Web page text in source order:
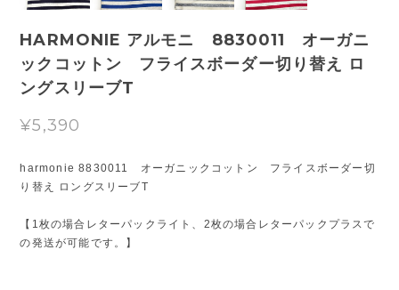
HARMONIE アルモニ 8830011 オーガニ
ックコットン フライスボーダー切り替え ロ
ングスリーブT
¥5,390
harmonie 8830011 オーガニックコットン フライスボーダー切
り替え ロングスリーブT
【1枚の場合レターパックライト、2枚の場合レターパックプラスで
の発送が可能です。】